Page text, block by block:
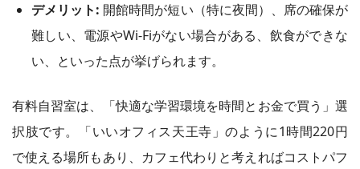
デメリット: 開館時間が短い（特に夜間）、席の確保が
難しい、電源やWi-Fiがない場合がある、飲食ができな
い、といった点が挙げられます。
有料自習室は、「快適な学習環境を時間とお金で買う」選
択肢です。「いいオフィス天王寺」のように1時間220円
で使える場所もあり、カフェ代わりと考えればコストパフ